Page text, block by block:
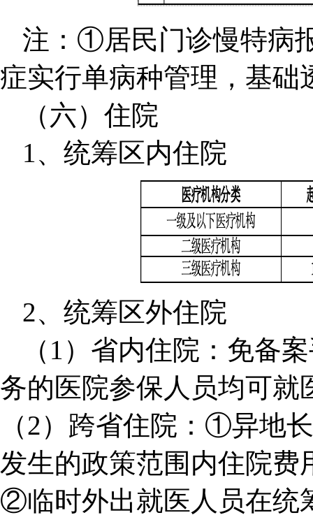
注：①居民门诊慢特病
症实行单病种管理，基础
（六）住院
1、统筹区内住院
2、统筹区外住院
（1）省内住院：免备
务的医院参保人员均可就
（2）跨省住院：①异地
发生的政策范围内住院费
②临时外出就医人员在统